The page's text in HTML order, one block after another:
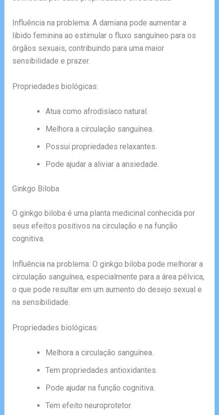
Influência na problema: A damiana pode aumentar a
libido feminina ao estimular o fluxo sanguíneo para os
órgãos sexuais, contribuindo para uma maior
sensibilidade e prazer.
Propriedades biológicas:
Atua como afrodisíaco natural.
Melhora a circulação sanguínea.
Possui propriedades relaxantes.
Pode ajudar a aliviar a ansiedade.
Ginkgo Biloba
O ginkgo biloba é uma planta medicinal conhecida por
seus efeitos positivos na circulação e na função
cognitiva.
Influência na problema: O ginkgo biloba pode melhorar a
circulação sanguínea, especialmente para a área pélvica,
o que pode resultar em um aumento do desejo sexual e
na sensibilidade.
Propriedades biológicas:
Melhora a circulação sanguínea.
Tem propriedades antioxidantes.
Pode ajudar na função cognitiva.
Tem efeito neuroprotetor.